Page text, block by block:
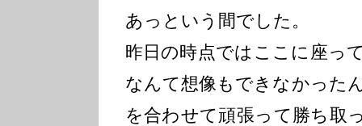
あっという間でした。
昨日の時点ではここに座っ
なんて想像もできなかった
を合わせて頑張って勝ち取